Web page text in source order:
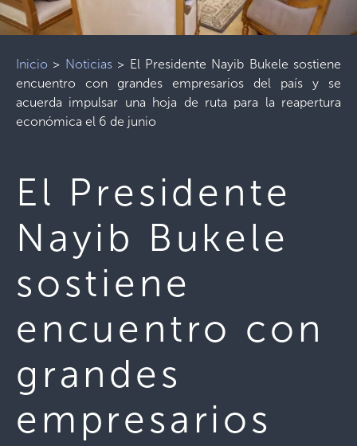
Inicio > Noticias> El Presidente Nayib Bukele sostiene
encuentro con grandes empresarios del país y se
acuerda impulsar una hoja de ruta para la reapertura
económica el 6 de junio
El Presidente
Nayib Bukele
sostiene
encuentro con
grandes
empresarios